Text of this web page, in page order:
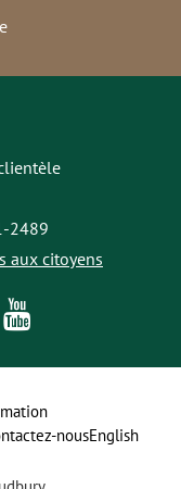
2489
aux citoyens
Follow
Instagram
to
our
YouTube
nousEnglish